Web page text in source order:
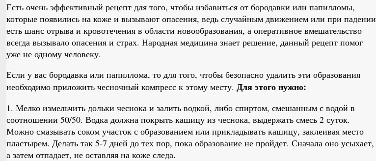
Есть очень эффективный рецепт для того, чтобы избавиться от бородавки или папилломы,
которые появились на коже и вызывают опасения, ведь случайным движением или при падении
есть шанс отрыва и кровотечения в области новообразования, а оперативное вмешательство
всегда вызывало опасения и страх. Народная медицина знает решение, данный рецепт помог
уже не одному человеку.
Если у вас бородавка или папиллома, то для того, чтобы безопасно удалить эти образования
необходимо приложить чесночный компресс к этому месту. Для этого нужно:
1. Мелко измельчить дольки чеснока и залить водкой, либо спиртом, смешанным с водой в
соотношении 50/50. Водка должна покрыть кашицу из чеснока, выдержать смесь 2 суток.
Можно смазывать соком участок с образованием или прикладывать кашицу, заклеивая место
пластырем. Делать так 5-7 дней до тех пор, пока образование не пройдет. Сначала оно усыхает,
а затем отпадает, не оставляя на коже следа.